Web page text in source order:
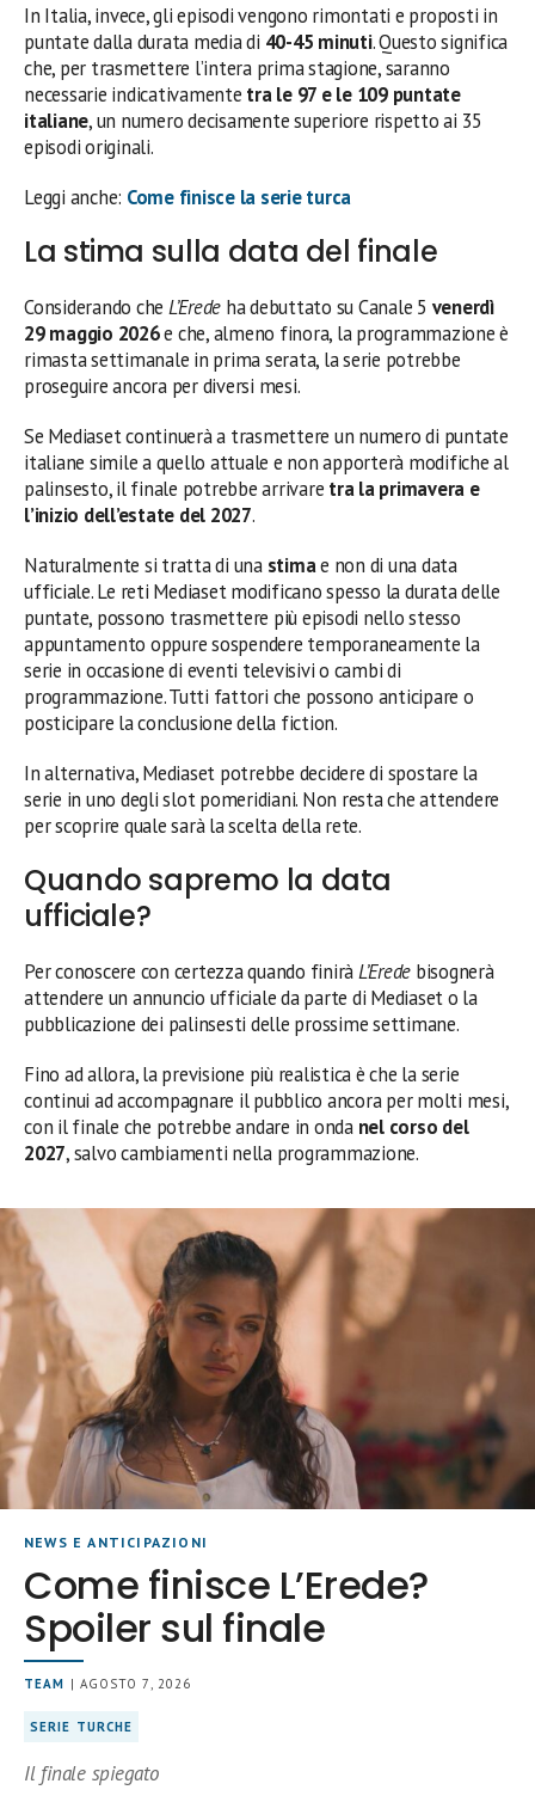
In Italia, invece, gli episodi vengono rimontati e proposti in
puntate dalla durata media di 40-45 minuti. Questo significa
che, per trasmettere l’intera prima stagione, saranno
necessarie indicativamente tra le 97 e le 109 puntate
italiane, un numero decisamente superiore rispetto ai 35
episodi originali.
Leggi anche: Come finisce la serie turca
La stima sulla data del finale
Considerando che L’Erede ha debuttato su Canale 5 venerdì
29 maggio 2026e che, almeno finora, la programmazione è
rimasta settimanale in prima serata, la serie potrebbe
proseguire ancora per diversi mesi.
Se Mediaset continuerà a trasmettere un numero di puntate
italiane simile a quello attuale e non apporterà modifiche al
palinsesto, il finale potrebbe arrivare tra la primavera e
l’inizio dell’estate del 2027.
Naturalmente si tratta di una stimae non di una data
ufficiale. Le reti Mediaset modificano spesso la durata delle
puntate, possono trasmettere più episodi nello stesso
appuntamento oppure sospendere temporaneamente la
serie in occasione di eventi televisivi o cambi di
programmazione. Tutti fattori che possono anticipare o
posticipare la conclusione della fiction.
In alternativa, Mediaset potrebbe decidere di spostare la
serie in uno degli slot pomeridiani. Non resta che attendere
per scoprire quale sarà la scelta della rete.
Quando sapremo la data
ufficiale?
Per conoscere con certezza quando finiràL’Erede bisognerà
attendere un annuncio ufficiale da parte di Mediaset o la
pubblicazione dei palinsesti delle prossime settimane.
Fino ad allora, la previsione più realistica è che la serie
continui ad accompagnare il pubblico ancora per molti mesi,
con il finale che potrebbe andare in onda nel corso del
2027, salvo cambiamenti nella programmazione.
NEWS E ANTICIPAZIONI
Come finisce L’Erede?
Spoiler sul finale
TEAM | AGOSTO 7, 2026
SERIE TURCHE
Il finale spiegato